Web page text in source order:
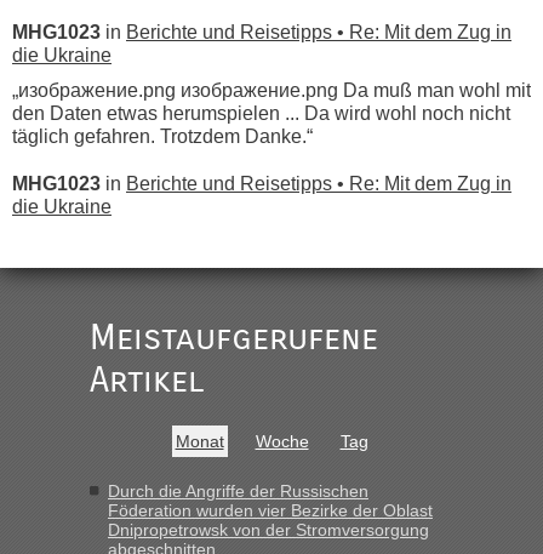
MHG1023 in Berichte und Reisetipps • Re: Mit dem Zug in
die Ukraine
„изображение.png изображение.png Da muß man wohl mit
den Daten etwas herumspielen ... Da wird wohl noch nicht
täglich gefahren. Trotzdem Danke.“
MHG1023 in Berichte und Reisetipps • Re: Mit dem Zug in
die Ukraine
Ist korrekt, aber ich finde man hätte trotzdem im Text gleich
darauf hinweisen können.
War aber nicht "böse" gemeint ...
buchbar - warum auch immer ...
Hab´s versucht - bekomme aber immer angezeigt "auf dieser
Strecke fahren wir nicht"
Meistaufgerufene
Artikel
Monat Woche Tag
Durch die Angriffe der Russischen
Föderation wurden vier Bezirke der Oblast
Dnipropetrowsk von der Stromversorgung
abgeschnitten